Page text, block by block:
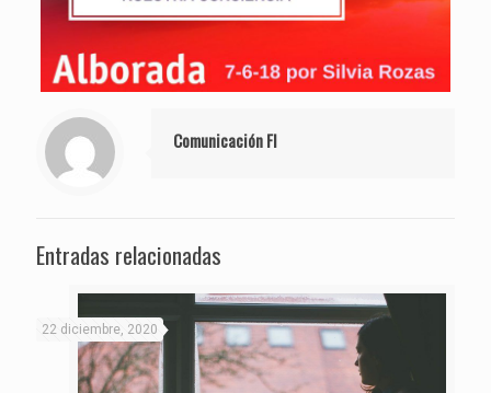
Comunicación FI
Entradas relacionadas
22 diciembre, 2020